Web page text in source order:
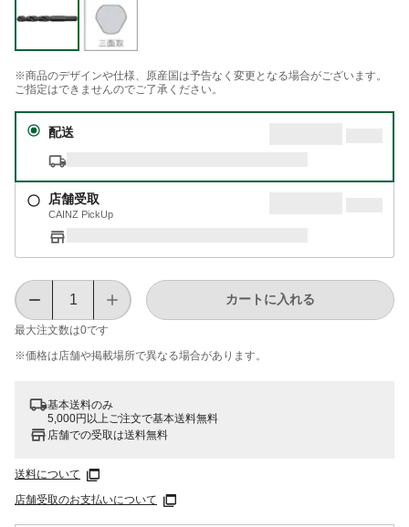
※商品のデザインや仕様、原産国は予告なく変更となる場合がございます。
ご指定はできませんのでご了承ください。
配送
店舗受取
CAINZ PickUp
最大注文数は0です
カートに入れる
※価格は​店舗や​掲載場所で​異なる​場合が​あります。
基本送料のみ
5,000円以上ご注文で基本送料無料
店舗での受取は送料無料
送料について
店舗受取のお支払いについて